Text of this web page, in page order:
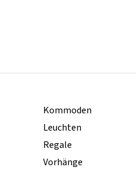
Kommoden
Leuchten
Regale
Vorhänge